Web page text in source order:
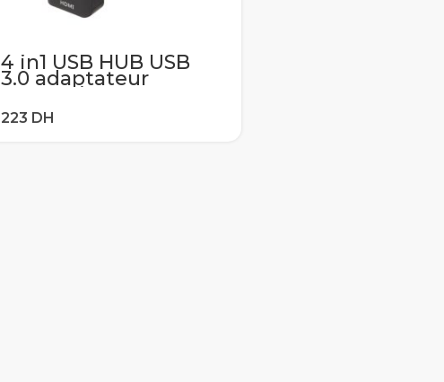
4 in1 USB HUB USB
3.0 adaptateur
convertisseur HDMI
4K type-c avec PD
charge rapide USBC